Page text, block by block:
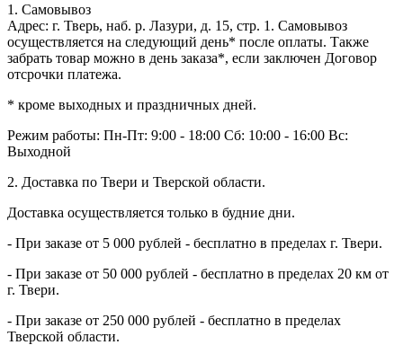
1. Самовывоз
Адрес: г. Тверь, наб. р. Лазури, д. 15, стр. 1. Самовывоз
осуществляется на следующий день* после оплаты. Также
забрать товар можно в день заказа*, если заключен Договор
отсрочки платежа.
* кроме выходных и праздничных дней.
Режим работы: Пн-Пт: 9:00 - 18:00 Сб: 10:00 - 16:00 Вс:
Выходной
2. Доставка по Твери и Тверской области.
Доставка осуществляется только в будние дни.
- При заказе от 5 000 рублей - бесплатно в пределах г. Твери.
- При заказе от 50 000 рублей - бесплатно в пределах 20 км от
г. Твери.
- При заказе от 250 000 рублей - бесплатно в пределах
Тверской области.